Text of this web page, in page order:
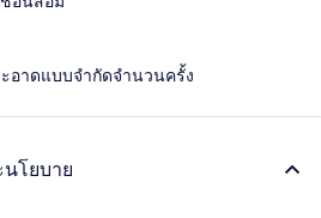
อาดแบบจำกัดจำนวนครั้ง
โยบาย